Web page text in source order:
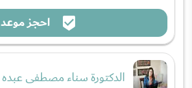
احجز موعد
الدكتورة سناء مصطفى عبده